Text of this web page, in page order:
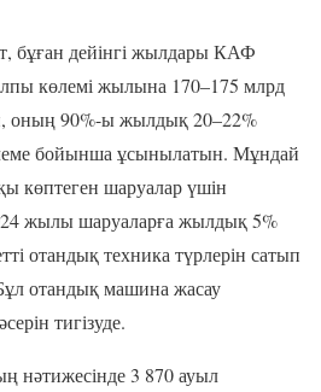
бұған дейінгі жылдары КАФ
көлемі жылына 170–175 млрд
оның 90%-ы жылдық 20–22%
бойынша ұсынылатын. Мұндай
көптеген шаруалар үшін
жылы шаруаларға жылдық 5%
отандық техника түрлерін сатып
отандық машина жасау
тигізуде.
нәтижесінде 3 870 ауыл